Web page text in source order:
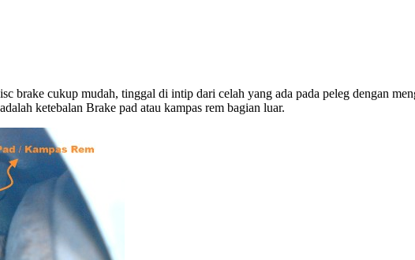
brake cukup mudah, tinggal di intip dari celah yang ada pada peleg dengan
ketebalan Brake pad atau kampas rem bagian luar.